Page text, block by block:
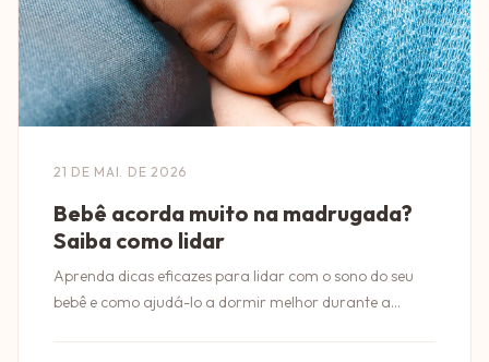
21 DE MAI. DE 2026
Bebê acorda muito na madrugada?
Saiba como lidar
Aprenda dicas eficazes para lidar com o sono do seu
bebê e como ajudá-lo a dormir melhor durante a